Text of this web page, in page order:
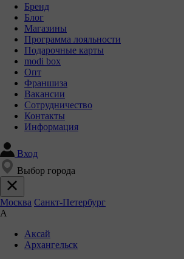
Бренд
Блог
Магазины
Программа лояльности
Подарочные карты
modi box
Опт
Франшиза
Вакансии
Сотрудничество
Контакты
Информация
Вход
Выбор города
Москва Санкт-Петербург
А
Аксай
Архангельск